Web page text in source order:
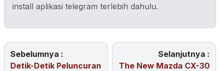
install aplikasi telegram terlebih dahulu.
Sebelumnya :
Detik-Detik Peluncuran
Selanjutnya :
The New Mazda CX-30